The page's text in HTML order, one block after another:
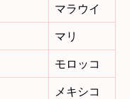
マラウイ
マリ
モロッコ
メキシコ